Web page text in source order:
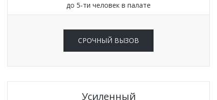
до 5-ти человек в палате
СРОЧНЫЙ ВЫЗОВ
Усиленный